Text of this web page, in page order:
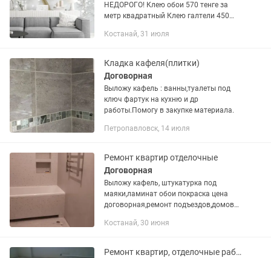
НЕДОРОГО! Клею обои 570 тенге за
метр квадратный Клею галтели 450
и потолков 630 тенге за метр
900...
Костанай, 31 июля
Кладка кафеля(плитки)
Договорная
Выложу кафель : ванны,туалеты под
ключ фартук на кухню и др
работы.Помогу в закупке материала.
Петропавловск, 14 июля
Ремонт квартир отделочные
Договорная
Выложу кафель, штукатурка под
маяки,ламинат обои покраска цена
договорная,ремонт подъездов,домов
Костанай, 30 июня
Ремонт квартир, отделочные работы